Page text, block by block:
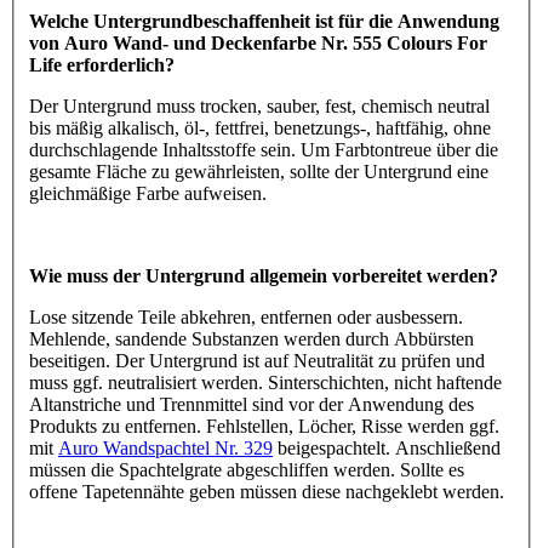
Welche Untergrundbeschaffenheit ist für die Anwendung
von Auro Wand- und Deckenfarbe Nr. 555 Colours For
Life erforderlich?
Der Untergrund muss trocken, sauber, fest, chemisch neutral
bis mäßig alkalisch, öl-, fettfrei, benetzungs-, haftfähig, ohne
durchschlagende Inhaltsstoffe sein. Um Farbtontreue über die
gesamte Fläche zu gewährleisten, sollte der Untergrund eine
gleichmäßige Farbe aufweisen.
Wie muss der Untergrund allgemein vorbereitet werden?
Lose sitzende Teile abkehren, entfernen oder ausbessern.
Mehlende, sandende Substanzen werden durch Abbürsten
beseitigen. Der Untergrund ist auf Neutralität zu prüfen und
muss ggf. neutralisiert werden. Sinterschichten, nicht haftende
Altanstriche und Trennmittel sind vor der Anwendung des
Produkts zu entfernen. Fehlstellen, Löcher, Risse werden ggf.
mit Auro Wandspachtel Nr. 329 beigespachtelt. Anschließend
müssen die Spachtelgrate abgeschliffen werden. Sollte es
offene Tapetennähte geben müssen diese nachgeklebt werden.